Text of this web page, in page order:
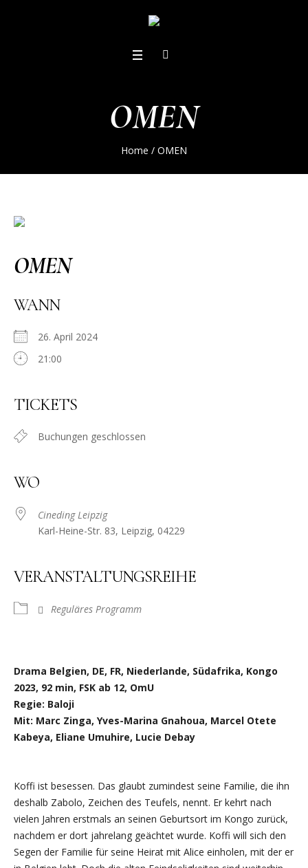
OMEN
Home / OMEN
OMEN
WANN
26. April 2024
21:00
TICKETS
Buchungen geschlossen
WO
Cineding Leipzig
Karl-Heine-Str. 83, Leipzig, 04229
VERANSTALTUNGSREIHE
Reguläres Programm
Drama Belgien, DE, FR, Niederlande, Südafrika, Kongo
2023, 92 min, FSK ab 12, OmU
Regie: Baloji
Mit: Marc Zinga, Yves-Marina Gnahoua, Marcel Otete
Kabeya, Eliane Umuhire, Lucie Debay
Koffi ist besessen. Das glaubt zumindest seine Familie, die ihn
deshalb Zabolo, Zeichen des Teufels, nennt. Er kehrt nach
vielen Jahren erstmals an seinen Geburtsort im Kongo zurück,
nachdem er dort jahrelang geächtet wurde. Koffi will sich den
Segen der Familie für seine Heirat mit Alice einholen, mit der er